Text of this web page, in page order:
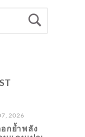
2026
กย้ำพลัง